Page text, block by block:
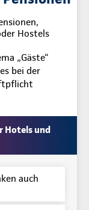
Hostels
„Gäste“
bei der
Hotels und
auch